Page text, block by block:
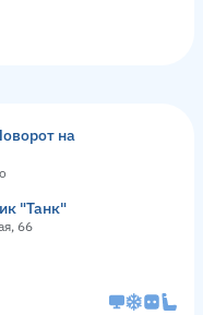
на
"Танк"
66